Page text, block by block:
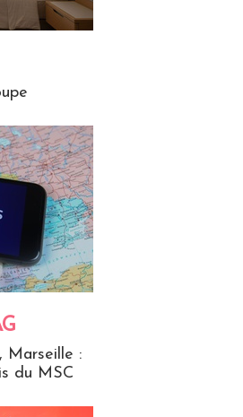
Marseille :
du MSC